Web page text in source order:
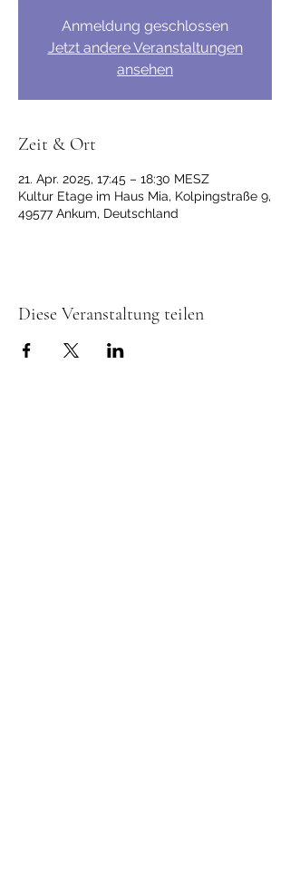
Anmeldung geschlossen
Jetzt andere Veranstaltungen
ansehen
Zeit & Ort
21. Apr. 2025, 17:45 – 18:30 MESZ
Kultur Etage im Haus Mia, Kolpingstraße 9,
49577 Ankum, Deutschland
Diese Veranstaltung teilen